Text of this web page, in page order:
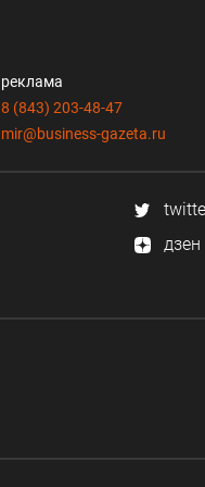
реклама
8 (843) 203-48-47
mir@business-gazeta.ru
дзен